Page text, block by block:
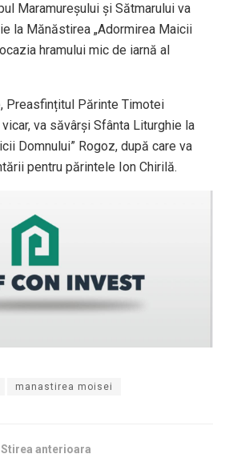
Maramureșului și Sătmarului va
la Mănăstirea „Adormirea Maicii
hramului mic de iarnă al
Preasfințitul Părinte Timotei
va săvârși Sfânta Liturghie la
Domnului” Rogoz, după care va
pentru părintele Ion Chirilă.
manastirea moisei
Stirea anterioara